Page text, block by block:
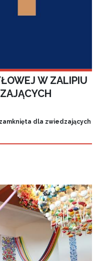
W ZALIPIU
dla zwiedzających